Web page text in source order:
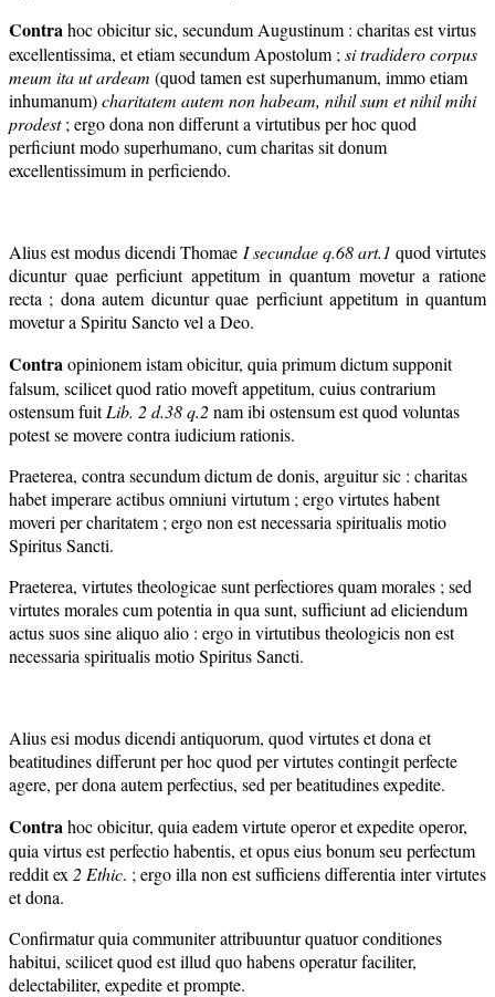
Contrahoc obicitur sic, secundum Augustinum : charitas est virtus
excellentissima, et etiam secundum Apostolum ; si tradidero corpus
meum ita ut ardeam (quod tamen est superhumanum, immo etiam
inhumanum)charitatem autem non habeam, nihil sum et nihil mihi
prodest; ergo dona non differunt a virtutibus per hoc quod
perficiunt modo superhumano, cum charitas sit donum
excellentissimum in perficiendo.
Alius est modus dicendi Thomae I secundae q.68 art.1 quod virtutes
dicuntur quae perficiunt appetitum in quantum movetur a ratione
recta ; dona autem dicuntur quae perficiunt appetitum in quantum
movetur a Spiritu Sancto vel a Deo.
Contraopinionem istam obicitur, quia primum dictum supponit
falsum, scilicet quod ratio moveft appetitum, cuius contrarium
ostensum fuitLib. 2 d.38 q.2nam ibi ostensum est quod voluntas
potest se movere contra iudicium rationis.
Praeterea, contra secundum dictum de donis, arguitur sic : charitas
habet imperare actibus omniuni virtutum ; ergo virtutes habent
moveri per charitatem ; ergo non est necessaria spiritualis motio
Spiritus Sancti.
Praeterea, virtutes theologicae sunt perfectiores quam morales ; sed
virtutes morales cum potentia in qua sunt, sufficiunt ad eliciendum
actus suos sine aliquo alio : ergo in virtutibus theologicis non est
necessaria spiritualis motio Spiritus Sancti.
Alius esi modus dicendi antiquorum, quod virtutes et dona et
beatitudines differunt per hoc quod per virtutes contingit perfecte
agere, per dona autem perfectius, sed per beatitudines expedite.
Contrahoc obicitur, quia eadem virtute operor et expedite operor,
quia virtus est perfectio habentis, et opus eius bonum seu perfectum
reddit ex 2 Ethic. ; ergo illa non est sufficiens differentia inter virtutes
et dona.
Confirmatur quia communiter attribuuntur quatuor conditiones
habitui, scilicet quod est illud quo habens operatur faciliter,
delectabiliter, expedite et prompte.